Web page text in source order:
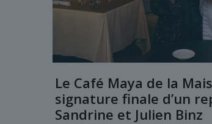
Le Café Maya de la
signature finale d’un
Sandrine et Julien Binz